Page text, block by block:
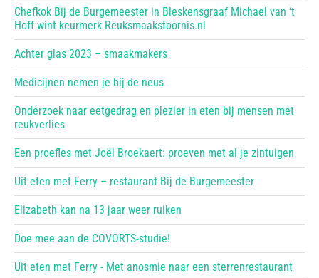
Chefkok Bij de Burgemeester in Bleskensgraaf Michael van ‘t
Hoff wint keurmerk Reuksmaakstoornis.nl
Achter glas 2023 – smaakmakers
Medicijnen nemen je bij de neus
Onderzoek naar eetgedrag en plezier in eten bij mensen met
reukverlies
Een proefles met Joël Broekaert: proeven met al je zintuigen
Uit eten met Ferry – restaurant Bij de Burgemeester
Elizabeth kan na 13 jaar weer ruiken
Doe mee aan de COVORTS-studie!
Uit eten met Ferry - Met anosmie naar een sterrenrestaurant